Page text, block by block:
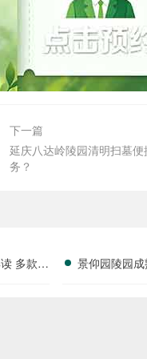
下一篇
延庆八达岭陵园清明扫墓
务？
多款特
景仰园陵园